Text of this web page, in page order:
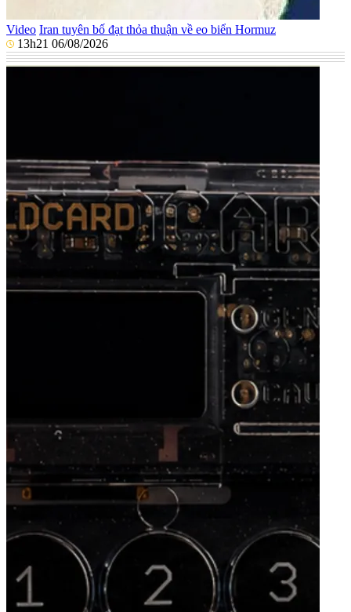
Video Iran tuyên bố đạt thỏa thuận về eo biển Hormuz
13h21 06/08/2026